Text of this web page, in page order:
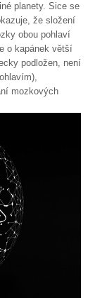
planety. Sice se
že složení
obou pohlaví
o kapánek větší
podložen, není
mozkových